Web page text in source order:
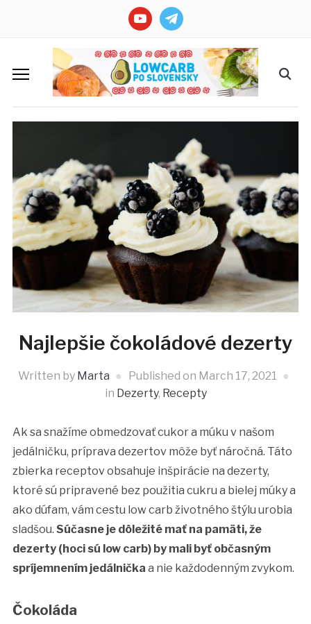
youtubetelegram
Najlepšie čokoládové dezerty
Written by Marta Published on March 17, 2021
in Dezerty, Recepty
Ak sa snažíme obmedzovať cukor a múku v našom
jedálničku, príprava dezertov môže byť náročná. Táto
zbierka receptov obsahuje inšpirácie na dezerty,
ktoré sú pripravené bez použitia cukru a bielej múky a
ako dúfam, vám cestu low carb životného štýlu urobia
sladšou. Súčasne je dôležité mať na pamäti, že
dezerty (hoci sú low carb) by mali byť občasným
spríjemnením jedálnička a nie každodenným zvykom.
Čokoláda